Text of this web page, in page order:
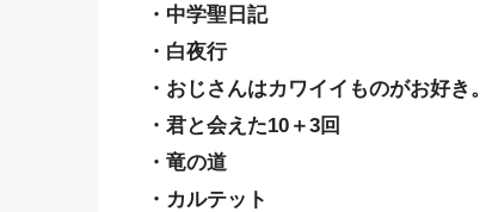
・中学聖日記
・白夜行
・おじさんはカワイイものがお好き。
・君と会えた10＋3回
・竜の道
・カルテット